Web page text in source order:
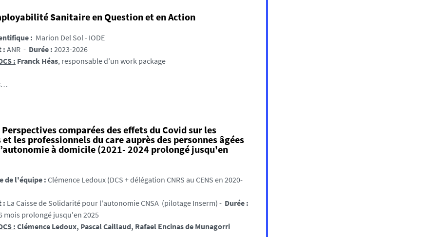
Sanitaire en Question et en Action
: Marion Del Sol - IODE
:ANR - Durée : 2023-2026
: Franck Héas, responsable d’un work package
comparées des effets du Covid sur les
les professionnels du care auprès des personnes âgées
à domicile (2021- 2024 prolongé jusqu'en
de l'équipe : Clémence Ledoux (DCS + délégation CNRS au CENS en 2020-
: La Caisse de Solidarité pour l'autonomie CNSA (pilotage Inserm) - Durée :
mois prolongé jusqu'en 2025
: Clémence Ledoux, Pascal Caillaud, Rafael Encinas de Munagorri